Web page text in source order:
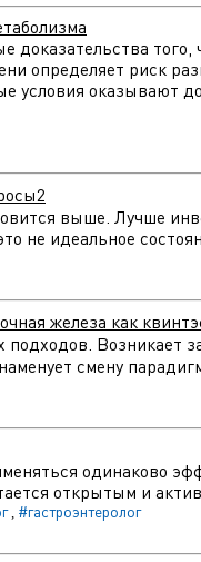
доказательства
определяет риск
условия оказывают
выше. Лучше
не идеальное
железа как
подходов. Возникает
смену
одинаково
открытым и
, #гастроэнтеролог